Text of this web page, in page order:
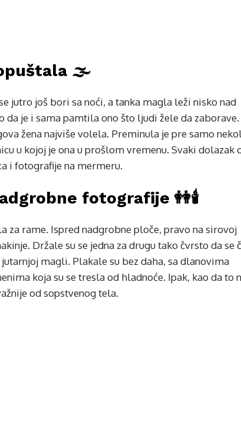
🌫️
jutro još bori sa noći, a tanka magla leži nisko nad
je i sama pamtila ono što ljudi žele da zaborave.
žena najviše volela. Preminula je pre samo
u kojoj je ona u prošlom vremenu. Svaki dolazak
i fotografije na mermeru.
fotografije 👭🕯️
za rame. Ispred nadgrobne ploče, pravo na sirovoj
Držale su se jedna za drugu tako čvrsto da se
magli. Plakale su bez daha, sa dlanovima
koja su se tresla od hladnoće. Ipak, kao da to
od sopstvenog tela.